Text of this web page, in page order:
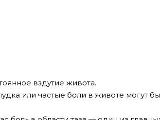
вздутие живота.
или частые боли в животе могут